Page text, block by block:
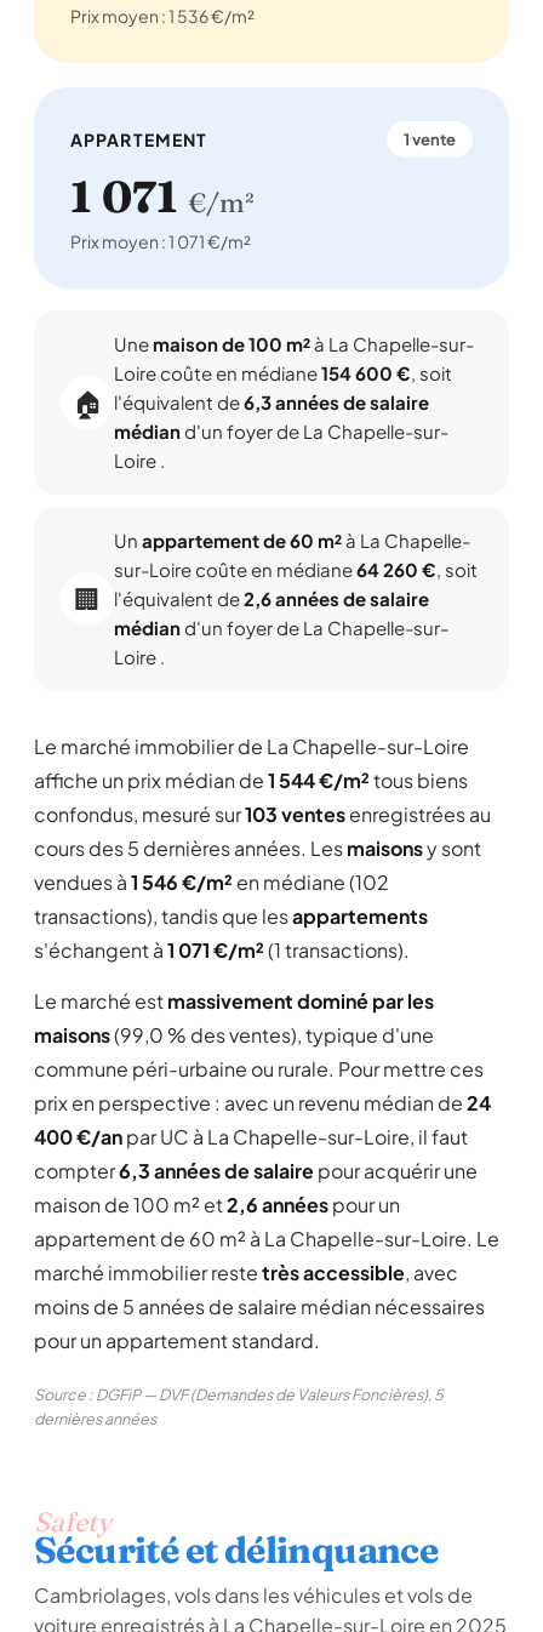
Prix moyen : 1 536 €/m²
APPARTEMENT 1 vente
1 071 €/m²
Prix moyen : 1 071 €/m²
🏠
Une maison de 100 m² à La Chapelle-sur-
Loire coûte en médiane154 600 €, soit
l'équivalent de6,3 années de salaire
médiand'un foyer de La Chapelle-sur-
Loire .
🏢
Un appartement de 60 m² à La Chapelle-
sur-Loire coûte en médiane64 260 €, soit
l'équivalent de2,6 années de salaire
médiand'un foyer de La Chapelle-sur-
Loire .
Le marché immobilier de La Chapelle-sur-Loire
affiche un prix médian de1 544 €/m²tous biens
confondus, mesuré sur103 ventesenregistrées au
cours des 5 dernières années. Lesmaisonsy sont
vendues à1 546 €/m² en médiane (102
transactions), tandis que lesappartements
s'échangent à1 071 €/m²(1 transactions).
Le marché estmassivement dominé par les
maisons(99,0 % des ventes), typique d'une
commune péri-urbaine ou rurale. Pour mettre ces
prix en perspective : avec un revenu médian de24
400 €/anpar UC à La Chapelle-sur-Loire, il faut
compter6,3 années de salairepour acquérir une
maison de 100 m² et2,6 annéespour un
appartement de 60 m² à La Chapelle-sur-Loire. Le
marché immobilier restetrès accessible, avec
moins de 5 années de salaire médian nécessaires
pour un appartement standard.
Source : DGFiP — DVF (Demandes de Valeurs Foncières), 5
dernières années
Safety
Sécurité et délinquance
Cambriolages, vols dans les véhicules et vols de
voiture enregistrés à La Chapelle-sur-Loire en 2025